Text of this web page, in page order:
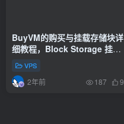
BuyVM的购买与挂载存储块详
细教程，Block Storage 挂载
方法VPS
2年前 187 9